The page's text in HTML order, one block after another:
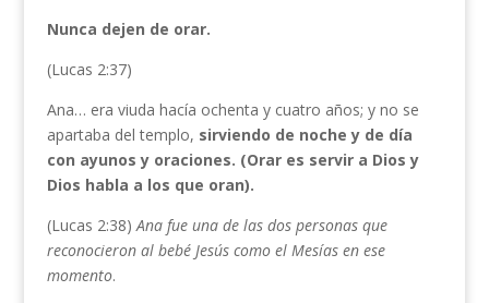
Nunca dejen de orar.
(Lucas 2:37)
Ana… era viuda hacía ochenta y cuatro años; y no se
apartaba del templo, sirviendo de noche y de día
con ayunos y oraciones. (Orar es servir a Dios y
Dios habla a los que oran).
(Lucas 2:38)Ana fue una de las dos personas que
reconocieron al bebé Jesús como el Mesías en ese
momento.